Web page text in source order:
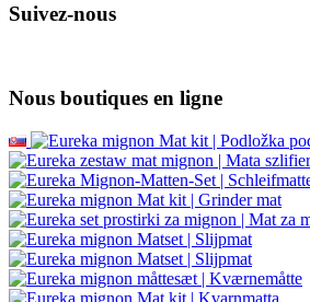
Suivez-nous
Nous boutiques en ligne